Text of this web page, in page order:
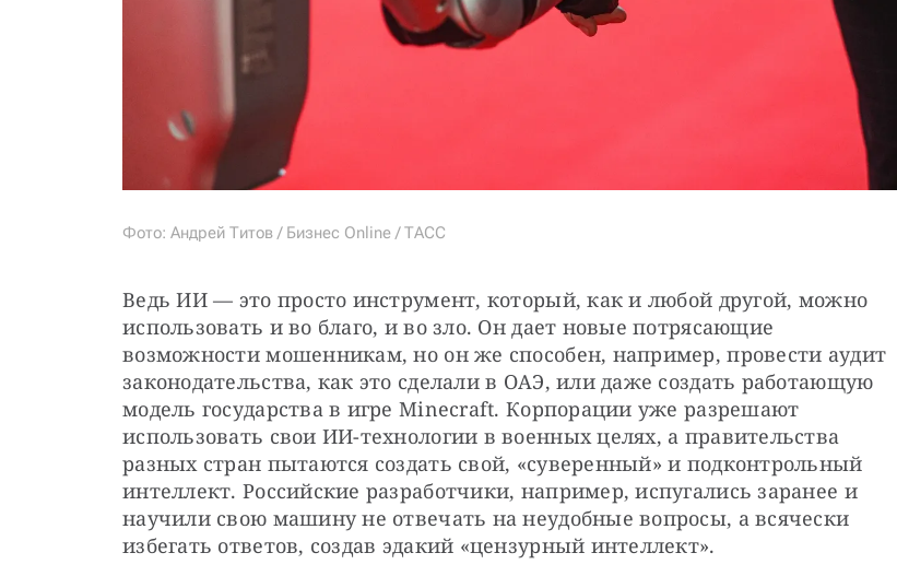
Фото: Андрей Титов / Бизнес Online / ТАСС
Ведь ИИ — это просто инструмент, который, как и любой другой, можно
использовать и во благо, и во зло. Он дает новые потрясающие
возможности мошенникам, но он же способен, например, провести аудит
законодательства, как это сделали в ОАЭ, или даже создать работающую
модель государства в игре Minecraft. Корпорации уже разрешают
использовать свои ИИ-технологии в военных целях, а правительства
разных стран пытаются создать свой, «суверенный» и подконтрольный
интеллект. Российские разработчики, например, испугались заранее и
научили свою машину не отвечать на неудобные вопросы, а всячески
избегать ответов, создав эдакий «цензурный интеллект».